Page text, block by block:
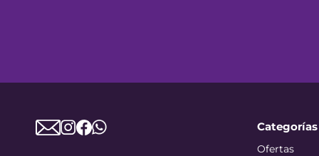
Categorías
Ofertas